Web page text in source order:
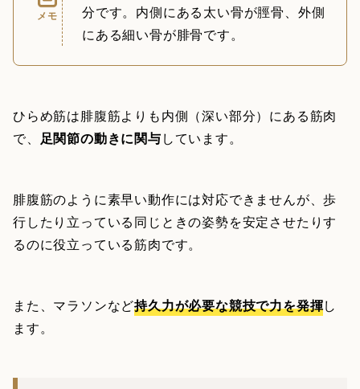
メモ
分です。内側にある太い骨が脛骨、外側
にある細い骨が腓骨です。
ひらめ筋は腓腹筋よりも内側（深い部分）にある筋肉
で、 足関節の動きに関与しています。
腓腹筋のように素早い動作には対応できませんが、歩
行したり立っている同じときの姿勢を安定させたりす
るのに役立っている筋肉です。
また、マラソンなど持久力が必要な競技で力を発揮し
ます。